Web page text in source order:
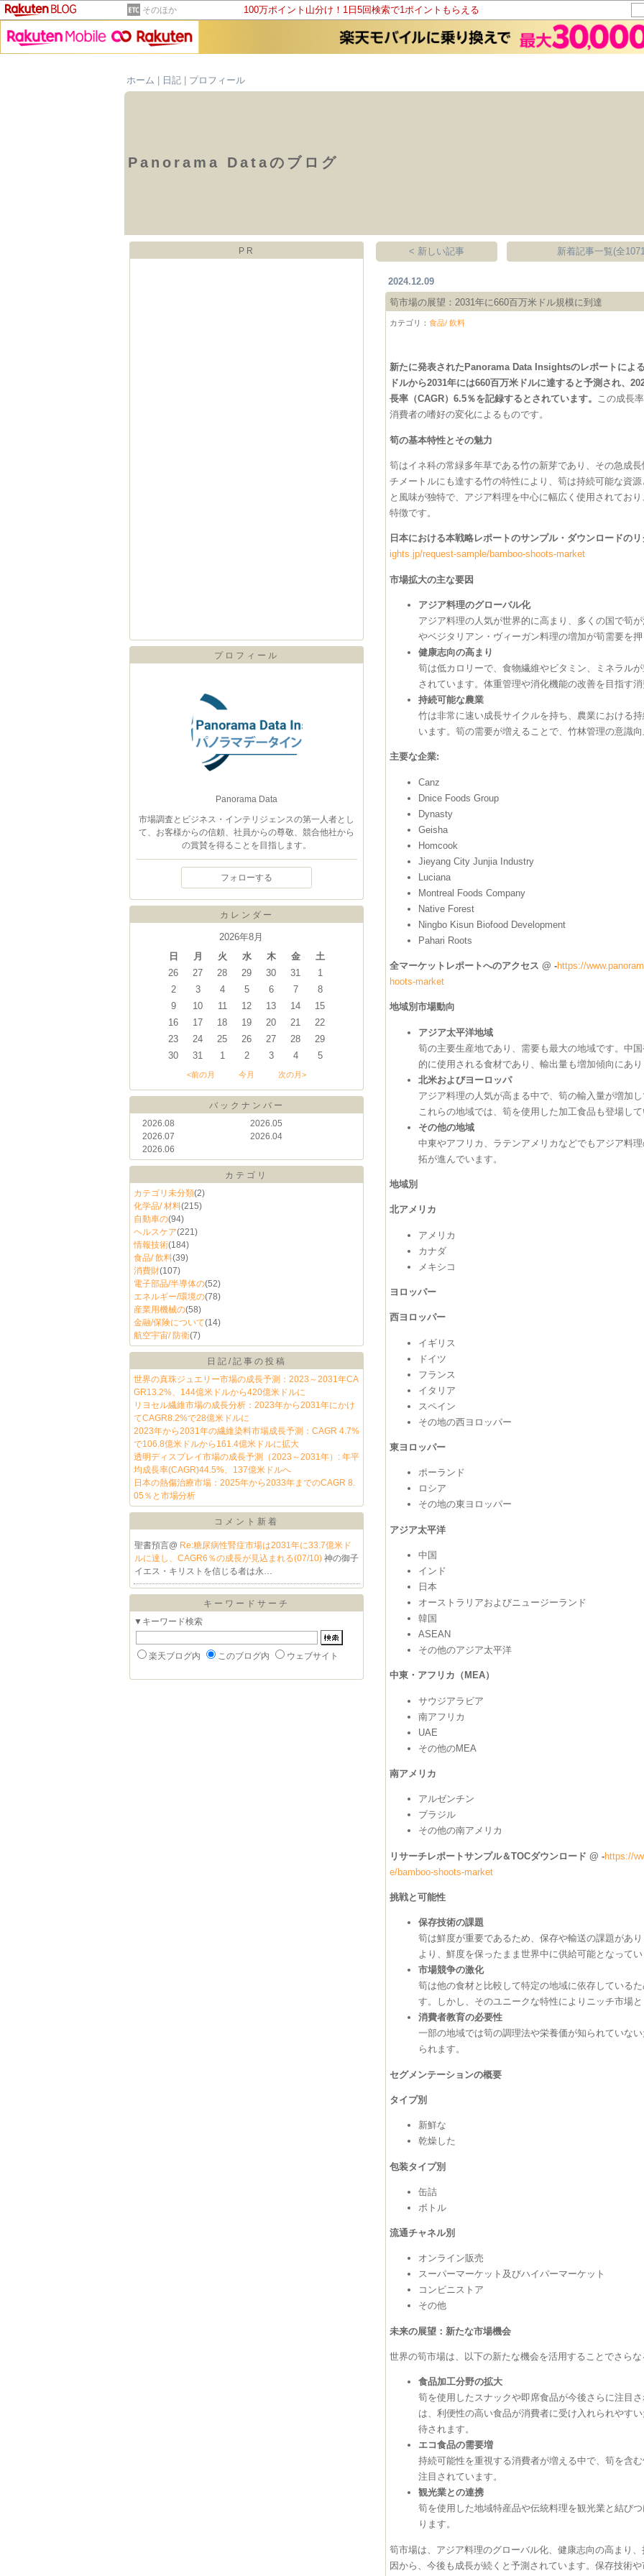
そのほか 100万ポイント山分け！1日5回検索で1ポイントもらえる
ホーム
日記 プロフィール
Panorama Dataのブログ
PR
プロフィール
Panorama Data
市場調査とビジネス・インテリジェンスの第一人者とし
て、お客様からの信頼、社員からの尊敬、競合他社から
の賞賛を得ることを目指します。
フォローする
カレンダー
2026年8月
日
月 火 水 木 金
土
26
27 28 29 30 31
1
2
3 4 5 6 7
8
9
10 11 12 13 14
15
16
17 18 19 20 21
22
23
24 25 26 27 28
29
30
31 1 2 3 4 5
<前の月 今月 次の月>
バックナンバー
2026.08
2026.07
2026.06
2026.05
2026.04
カテゴリ
カテゴリ未分類(2)
化学品/ 材料(215)
自動車の(94)
ヘルスケア(221)
情報技術(184)
食品/ 飲料(39)
消費財(107)
電子部品/半導体の(52)
エネルギー/環境の(78)
産業用機械の(58)
金融/保険について(14)
航空宇宙/ 防衛(7)
日記/記事の投稿
世界の真珠ジュエリー市場の成長予測：2023～2031年CA
GR13.2%、144億米ドルから420億米ドルに
リヨセル繊維市場の成長分析：2023年から2031年にかけ
てCAGR8.2%で28億米ドルに
2023年から2031年の繊維染料市場成長予測：CAGR 4.7%
で106.8億米ドルから161.4億米ドルに拡大
透明ディスプレイ市場の成長予測（2023～2031年）: 年平
均成長率(CAGR)44.5%、137億米ドルへ
日本の熱傷治療市場：2025年から2033年までのCAGR 8.
05％と市場分析
コメント新着
聖書預言@ Re:糖尿病性腎症市場は2031年に33.7億米ド
ルに達し、CAGR6％の成長が見込まれる(07/10) 神の御子
イエス・キリストを信じる者は永…
キーワードサーチ
▼キーワード検索
楽天ブログ内 このブログ内 ウェブサイト
< 新しい記事 新着記事一覧(全
2024.12.09
筍市場の展望：2031年に660百万米ドル規模に到達
カテゴリ：食品/ 飲料
新たに発表されたPanorama Data Insightsのレポートによ
ドルから2031年には660百万米ドルに達すると予測され、
長率（CAGR）6.5％を記録するとされています。 この成長
消費者の嗜好の変化によるものです。
筍の基本特性とその魅力
筍はイネ科の常緑多年草である竹の新芽であり、その急成
チメートルにも達する竹の特性により、筍は持続可能な資
と風味が独特で、アジア料理を中心に幅広く使用されてお
特徴です。
日本における本戦略レポートのサンプル・ダウンロードの
ights.jp/request-sample/bamboo-shoots-market
市場拡大の主な要因
アジア料理のグローバル化
アジア料理の人気が世界的に高まり、多くの国で筍
やベジタリアン・ヴィーガン料理の増加が筍需要を押
健康志向の高まり
筍は低カロリーで、食物繊維やビタミン、ミネラル
されています。体重管理や消化機能の改善を目指す消
持続可能な農業
竹は非常に速い成長サイクルを持ち、農業における
います。筍の需要が増えることで、竹林管理の意識向
主要な企業:
Canz
Dnice Foods Group
Dynasty
Geisha
Homcook
Jieyang City Junjia Industry
Luciana
Montreal Foods Company
Native Forest
Ningbo Kisun Biofood Development
Pahari Roots
全マーケットレポートへのアクセス @ -https://
hoots-market
地域別市場動向
アジア太平洋地域
筍の主要生産地であり、需要も最大の地域です。中
的に使用される食材であり、輸出量も増加傾向にあり
北米およびヨーロッパ
アジア料理の人気が高まる中で、筍の輸入量が増加
これらの地域では、筍を使用した加工食品も登場して
その他の地域
中東やアフリカ、ラテンアメリカなどでもアジア料
拓が進んでいます。
地域別
北アメリカ
アメリカ
カナダ
メキシコ
ヨロッパー
西ヨロッパー
イギリス
ドイツ
フランス
イタリア
スペイン
その地の西ヨロッパー
東ヨロッパー
ポーランド
ロシア
その地の東ヨロッパー
アジア太平洋
中国
インド
日本
オーストラリアおよびニュージーランド
韓国
ASEAN
その他のアジア太平洋
中東・アフリカ（MEA）
サウジアラビア
南アフリカ
UAE
その他のMEA
南アメリカ
アルゼンチン
ブラジル
その他の南アメリカ
リサーチレポートサンプル＆TOCダウンロード @ -https://
e/bamboo-shoots-market
挑戦と可能性
保存技術の課題
筍は鮮度が重要であるため、保存や輸送の課題があ
より、鮮度を保ったまま世界中に供給可能となってい
市場競争の激化
筍は他の食材と比較して特定の地域に依存している
す。しかし、そのユニークな特性によりニッチ市場
消費者教育の必要性
一部の地域では筍の調理法や栄養価が知られていな
られます。
セグメンテーションの概要
タイプ別
新鮮な
乾燥した
包装タイプ別
缶詰
ボトル
流通チャネル別
オンライン販売
スーパーマーケット及びハイパーマーケット
コンビニストア
その他
未来の展望：新たな市場機会
世界の筍市場は、以下の新たな機会を活用することでさらな
食品加工分野の拡大
筍を使用したスナックや即席食品が今後さらに注目
は、利便性の高い食品が消費者に受け入れられやす
待されます。
エコ食品の需要増
持続可能性を重視する消費者が増える中で、筍を含
注目されています。
観光業との連携
筍を使用した地域特産品や伝統料理を観光業と結び
ります。
筍市場は、アジア料理のグローバル化、健康志向の高まり
因から、今後も成長が続くと予測されています。保存技術